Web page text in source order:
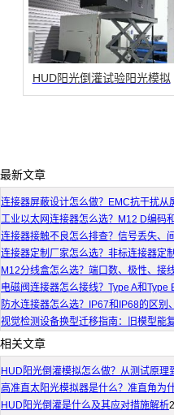
HUD阳光倒灌试验阳光模拟
最新文章
连接器屏蔽设计怎么做？EMC抗干扰从
工业以太网连接器怎么选？M12 D编码
连接器接触不良怎么排查？信号丢失、
连接器定制厂家怎么选？非标连接器定
M12分线盒怎么选？端口数、极性、接
电磁阀连接器怎么接线？Type A和Type
防水连接器怎么选？IP67和IP68的区别
视觉检测设备换型迁移指南：旧模型能
相关文章
HUD阳光倒灌模拟怎么做？从测试原理
高准直太阳光模拟器是什么？准直角为
HUD阳光倒灌是什么及其应对措施解析